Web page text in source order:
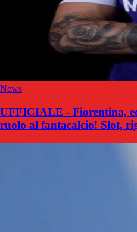
News
UFFICIALE - Fiorentina,
ruolo al fantacalcio! Slot,